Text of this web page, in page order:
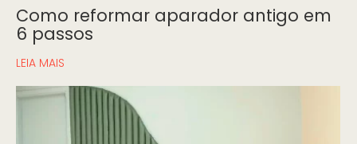
Como reformar aparador antigo em
6 passos
LEIA MAIS